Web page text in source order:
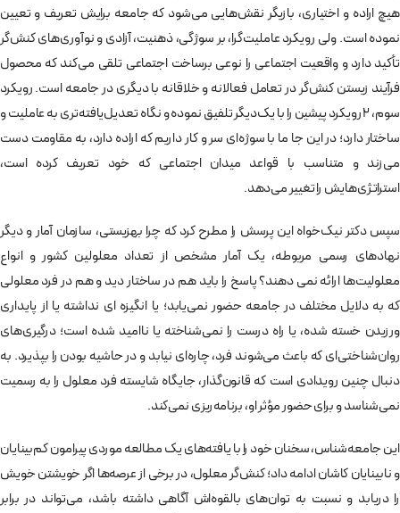
هیچ اراده و اختیاری، بازیگر نقش‌هایی می‌شود که جامعه برایش تعریف و تعیین
نموده است. ولی رویکرد عاملیت‌گرا، بر سوژگی، ذهنیت، آزادی و نوآوری‌های کنش‌گر
تأکید دارد و واقعیت اجتماعی را نوعی برساخت اجتماعی تلقی می‌کند که محصول
فرآیند زیستن کنش‌گر در تعامل فعالانه و خلاقانه با دیگری در جامعه است. رویکرد
سوم، 2 رویکرد پیشین را با یک‌دیگر تلفیق نموده و نگاه تعدیل‌یافته‌تری به عاملیت و
ساختار دارد؛ در این جا ما با سوژه‌ای سر و کار داریم که اراده دارد، به مقاومت دست
می‌زند و متناسب با قواعد میدان اجتماعی که خود تعریف کرده است،
استراتژی‌هایش را تغییر می‌دهد.
سپس دکتر نیک‌خواه این پرسش را مطرح کرد که چرا بهزیستی، سازمان آمار و دیگر
نهادهای رسمی مربوطه، یک آمار مشخص از تعداد معلولین کشور و انواع
معلولیت‌ها ارائه نمی دهند؟ پاسخ را باید هم در ساختار دید و هم در فرد معلولی
که به دلایل مختلف در جامعه حضور نمی‌یابد؛ یا انگیزه ای نداشته یا از پایداری
ورزیدن خسته شده، یا راه درست را نمی‌شناخته یا ناامید شده است؛ درگیری‌های
روان‌شناختی‌ای که باعث می‌شوند فرد، چاره‌ای نیابد و در حاشیه بودن را بپذیرد. به
دنبال چنین رویدادی است که قانون‌گذار، جایگاه شایسته فرد معلول را به رسمیت
نمی‌شناسد و برای حضور مؤثر او، برنامه‌ریزی نمی‌کند.
این جامعه‌شناس، سخنان خود را با یافته‌های یک مطالعه موردی پیرامون کم‌بینایان
و نابینایان کاشان ادامه داد؛ کنش‌گر معلول، در برخی از عرصه‌ها اگر خویشتن خویش
را دریابد و نسبت به توان‌های بالقوه‌اش آگاهی داشته باشد، می‌تواند در برابر